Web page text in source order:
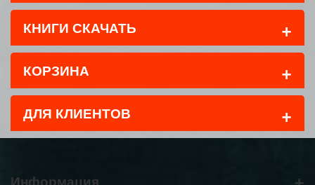
КНИГИ СКАЧАТЬ +
КОРЗИНА +
ДЛЯ КЛИЕНТОВ +
Информация